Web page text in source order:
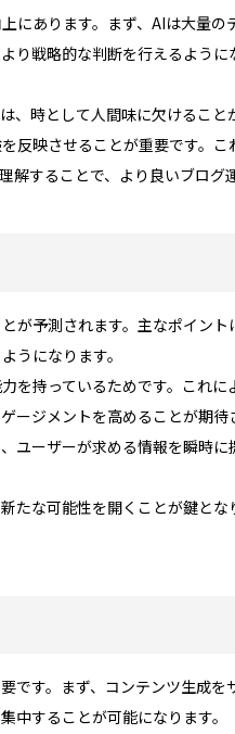
にあります。まず、AIは大量
り戦略的な判断を行えるよう
、時として人間味に欠けるこ
反映させることが重要です。
することで、より良いブログ
が予測されます。主なポイン
うになります。
を持っているためです。これ
ージメントを高めることが期待
ユーザーが求める情報を瞬時
たな可能性を開くことが鍵と
です。まず、コンテンツ生成
中することが可能になります。